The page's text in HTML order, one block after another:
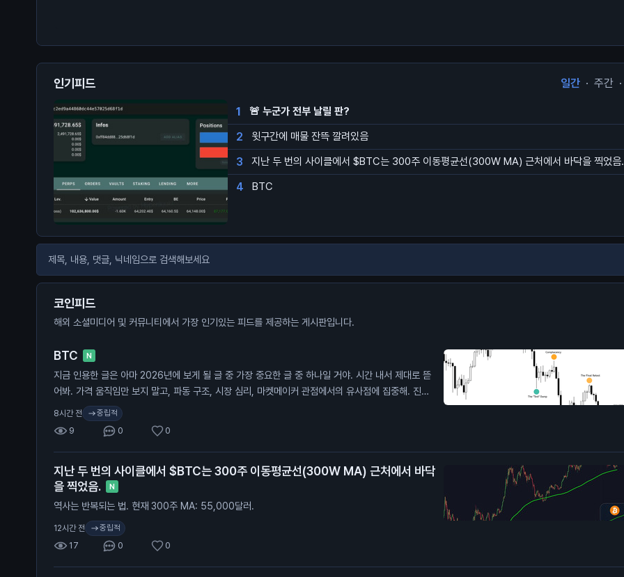
인기피드 일간 · 주간 ·
1 🚨 누군가 전부 날릴 판?
2 윗구간에 매물 잔뜩 깔려있음
3 지난 두 번의 사이클에서 $BTC는 300주 이동평균선(300W MA) 근처에서 바닥을 찍었음.
4 BTC
코인피드
해외 소셜미디어 및 커뮤니티에서 가장 인기있는 피드를 제공하는 게시판입니다.
BTC N
지금 인용한 글은 아마 2026년에 보게 될 글 중 가장 중요한 글 중 하나일 거야. 시간 내서 제대로 뜯
어봐. 가격 움직임만 보지 말고, 파동 구조, 시장 심리, 마켓메이커 관점에서의 유사점에 집중해. 진한
초록 구간(바닥 형성)이 끝나면 다음 타깃은 보라색 점이고, 그건 8만 달러 위에 있어. 확장 오기 전에
레인지 구간의 투매(캡튤레이션)가 먼저 온다.
8시간 전 중립적
9 0 0
지난 두 번의 사이클에서 $BTC는 300주 이동평균선(300W MA) 근처에서 바닥
을 찍었음.
N
역사는 반복되는 법. 현재 300주 MA: 55,000달러.
12시간 전 중립적
17 0 0